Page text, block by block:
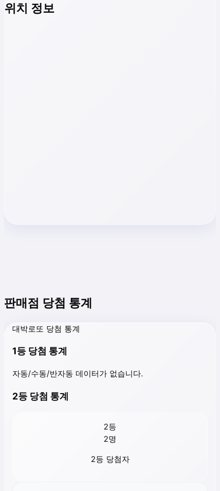
위치 정보
판매점 당첨 통계
대박로또 당첨 통계
1등 당첨 통계
자동/수동/반자동 데이터가 없습니다.
2등 당첨 통계
2등
2명
2등 당첨자